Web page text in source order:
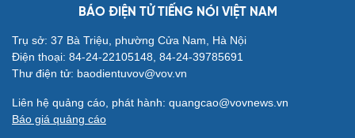
BÁO ĐIỆN TỬ TIẾNG NÓI VIỆT NAM
Trụ sở: 37 Bà Triệu, phường Cửa Nam, Hà Nội
Điện thoại: 84-24-22105148, 84-24-39785691
Thư điện tử: baodientuvov@vov.vn
Liên hệ quảng cáo, phát hành: quangcao@vovnews.vn
Báo giá quảng cáo